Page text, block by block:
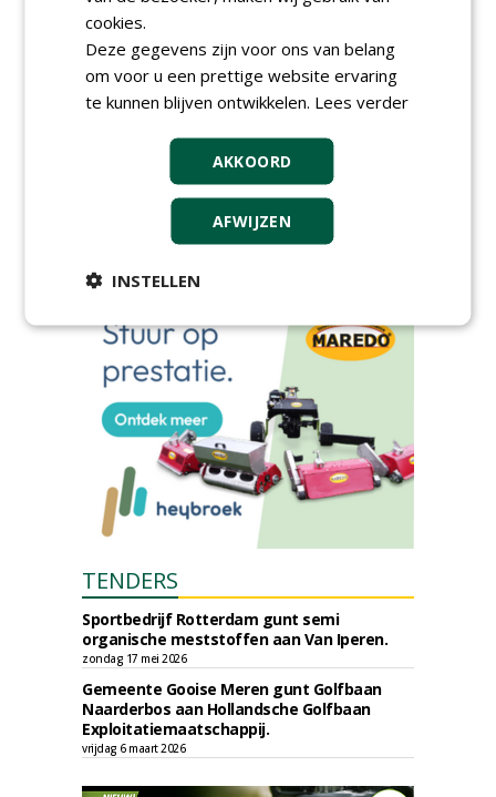
HAS start nieuwe opleiding
Hoofdgreenkeeper
donderdag 24 september 2026
woensdag 2 december
woensdag 2 december 2026
European Greenkeeping
Summit 2027
TENDERS
Sportbedrijf Rotterdam gunt semi
organische meststoffen aan Van Iperen.
zondag 17 mei 2026
Gemeente Gooise Meren gunt Golfbaan
Naarderbos aan Hollandsche Golfbaan
Exploitatiemaatschappij.
vrijdag 6 maart 2026
cookies.
Deze gegevens zijn voor ons van belang
om voor u een prettige website ervaring
te kunnen blijven ontwikkelen. Lees verder
AKKOORD
AFWIJZEN
INSTELLEN